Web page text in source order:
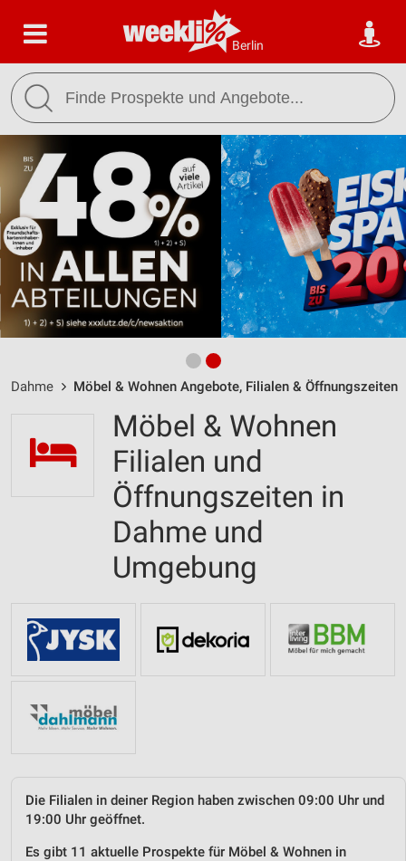
Berlin
Dahme Möbel & Wohnen Angebote, Filialen & Öffnungszeiten
Möbel & Wohnen
Filialen und
Öffnungszeiten in
Dahme und
Umgebung
Die Filialen in deiner Region haben zwischen 09:00 Uhr und
19:00 Uhr geöffnet.
Es gibt 11 aktuelle Prospekte für Möbel & Wohnen in